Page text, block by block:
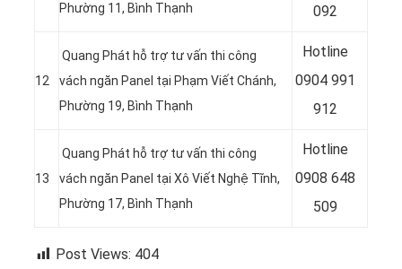
Phường 11, Bình Thạnh
092
12
Quang Phát hỗ trợ tư vấn thi công
vách ngăn Panel tại Phạm Viết Chánh,
Phường 19, Bình Thạnh
Hotline
0904 991
912
13
Quang Phát hỗ trợ tư vấn thi công
vách ngăn Panel tại Xô Viết Nghệ Tĩnh,
Phường 17, Bình Thạnh
Hotline
0908 648
509
Post Views: 404